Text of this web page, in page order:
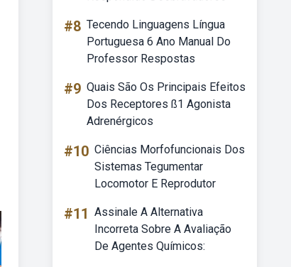
#8 Tecendo Linguagens Língua
Portuguesa 6 Ano Manual Do
Professor Respostas
#9 Quais São Os Principais Efeitos
Dos Receptores ß1 Agonista
Adrenérgicos
#10 Ciências Morfofuncionais Dos
Sistemas Tegumentar
Locomotor E Reprodutor
#11 Assinale A Alternativa
Incorreta Sobre A Avaliação
De Agentes Químicos: